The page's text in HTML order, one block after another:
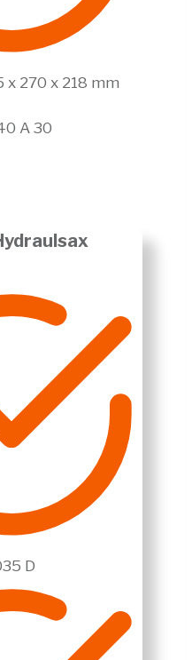
x 270 x 218 mm
D